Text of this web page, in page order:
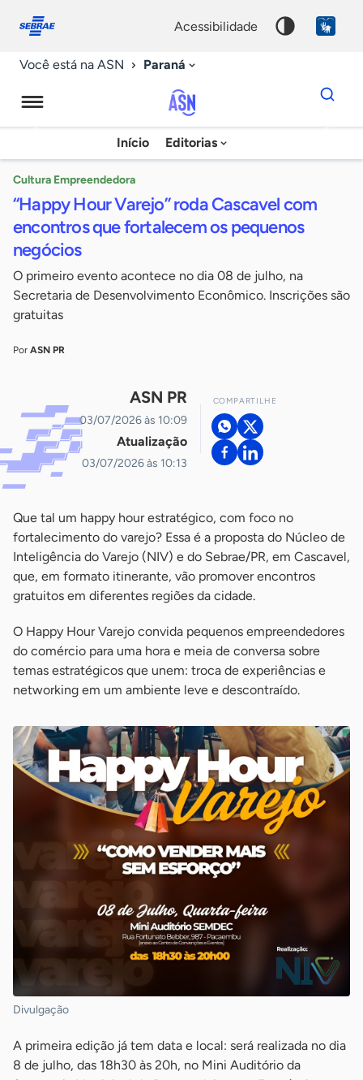
conosco
acessibilidade
Você está na ASN Paraná
Agência
Sebrae
Notícias
Início Editorias
Dados
para
chave
Cultura Empreendedora
“Happy Hour Varejo” roda Cascavel com
encontros que fortalecem os pequenos
negócios
O primeiro evento acontece no dia 08 de julho, na
Secretaria de Desenvolvimento Econômico. Inscrições são
gratuitas
Por ASN PR
ASN PR
03/07/2026 às 10:09
Atualização
03/07/2026 às 10:13
COMPARTILHE
Que tal um happy hour estratégico, com foco no
fortalecimento do varejo? Essa é a proposta do Núcleo de
Inteligência do Varejo (NIV) e do Sebrae/PR, em Cascavel,
que, em formato itinerante, vão promover encontros
gratuitos em diferentes regiões da cidade.
O Happy Hour Varejo convida pequenos empreendedores
do comércio para uma hora e meia de conversa sobre
temas estratégicos que unem: troca de experiências e
networking em um ambiente leve e descontraído.
Divulgação
A primeira edição já tem data e local: será realizada no dia
8 de julho, das 18h30 às 20h, no Mini Auditório da